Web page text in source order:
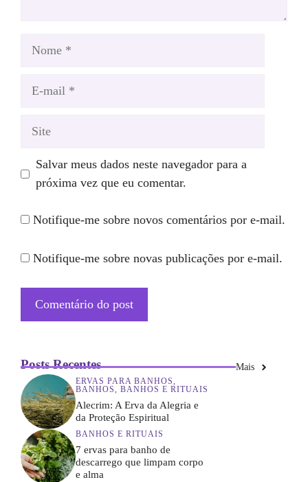
Salvar meus dados neste navegador para a
próxima vez que eu comentar.
Notifique-me sobre novos comentários por e-mail.
Notifique-me sobre novas publicações por e-mail.
Posts Recentes Mais
ERVAS PARA BANHOS,
BANHOS, BANHOS E RITUAIS
Alecrim: A Erva da Alegria e
da Proteção Espiritual
BANHOS E RITUAIS
7 ervas para banho de
descarrego que limpam corpo
e alma